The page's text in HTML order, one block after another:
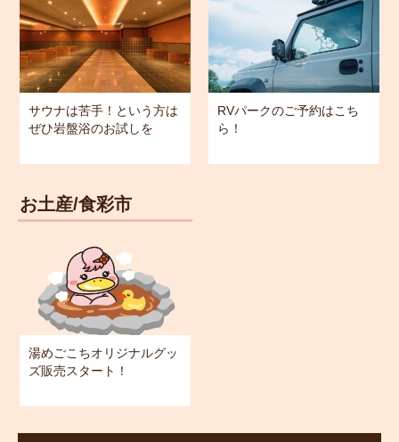
サウナは苦手！という方は
ぜひ岩盤浴のお試しを
RVパークのご予約はこち
ら！
お土産/食彩市
湯めごこちオリジナルグッ
ズ販売スタート！